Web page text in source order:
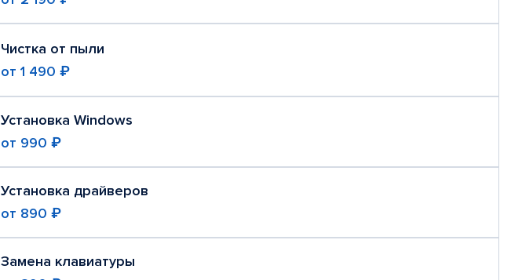
Чистка от пыли
от 1 490 ₽
Установка Windows
от 990 ₽
Установка драйверов
от 890 ₽
Замена клавиатуры